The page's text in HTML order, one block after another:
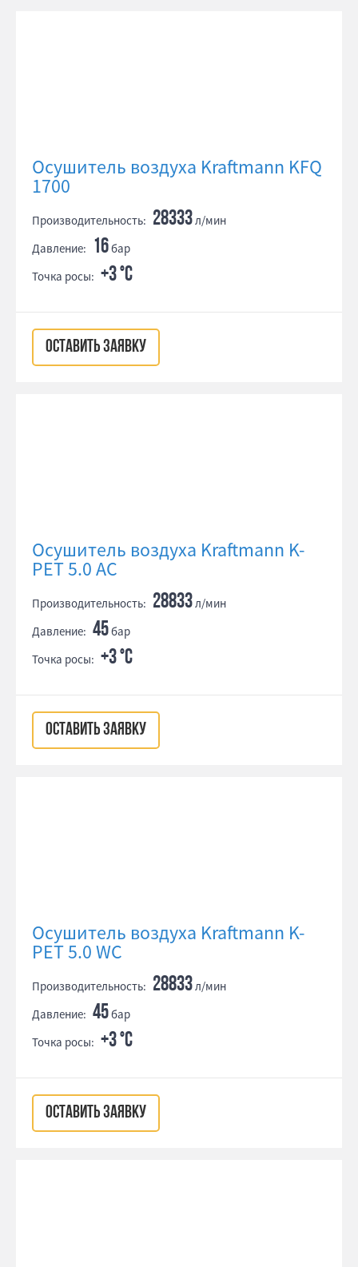
Осушитель воздуха Kraftmann KFQ
1700
Производительность: 28333л/мин
Давление: 16бар
Точка росы: +3 °С
ОСТАВИТЬ ЗАЯВКУ
Осушитель воздуха Kraftmann K-
PET 5.0 AC
Производительность: 28833л/мин
Давление: 45бар
Точка росы: +3 °С
ОСТАВИТЬ ЗАЯВКУ
Осушитель воздуха Kraftmann K-
PET 5.0 WC
Производительность: 28833л/мин
Давление: 45бар
Точка росы: +3 °С
ОСТАВИТЬ ЗАЯВКУ